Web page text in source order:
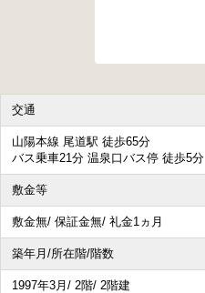
交通
山陽本線 尾道駅 徒歩65分
バス乗車21分 温泉口バス停 徒歩5分
敷金等
敷金無/ 保証金無/ 礼金1ヵ月
築年月/所在階/階数
1997年3月/ 2階/ 2階建